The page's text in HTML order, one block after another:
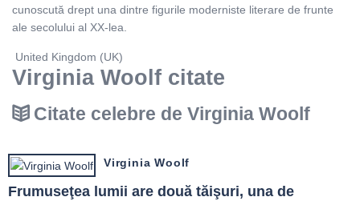
cunoscută drept una dintre figurile moderniste literare de frunte
ale secolului al XX-lea.
United Kingdom (UK)
Virginia Woolf citate
Citate celebre de Virginia Woolf
Virginia Woolf
Frumuseţea lumii are două tăişuri, una de